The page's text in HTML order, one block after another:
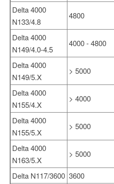
Delta 4000
N133/4.8
4800
Delta 4000
N149/4.0-4.5
4000 - 4800
Delta 4000
N149/5.X
> 5000
Delta 4000
N155/4.X
> 4000
Delta 4000
N155/5.X
> 5000
Delta 4000
N163/5.X
> 5000
Delta N117/3600 3600